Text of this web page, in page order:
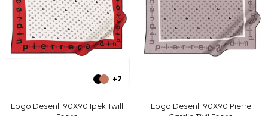
+7
Logo Desenli 90X90 İpek Twill
Logo Desenli 90X90 Pierre